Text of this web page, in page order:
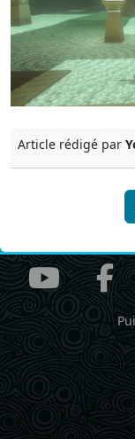
Article rédigé par